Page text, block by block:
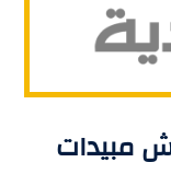
مبيدات